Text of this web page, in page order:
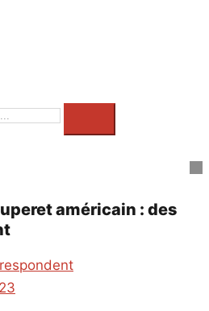
américain : des